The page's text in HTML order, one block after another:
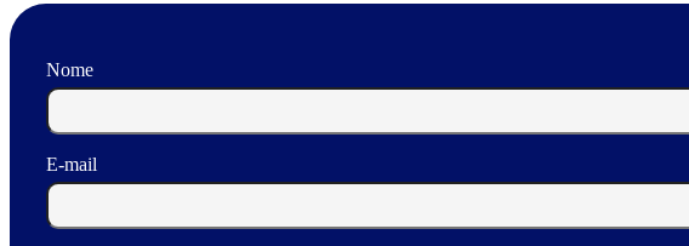
Nome
E-mail